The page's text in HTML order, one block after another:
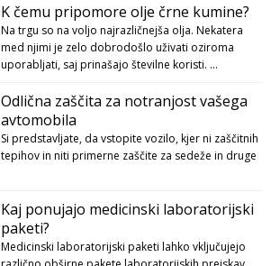
K čemu pripomore olje črne kumine?
Na trgu so na voljo najrazličnejša olja. Nekatera
med njimi je zelo dobrodošlo uživati oziroma
uporabljati, saj prinašajo številne koristi. …
Odlična zaščita za notranjost vašega
avtomobila
Si predstavljate, da vstopite vozilo, kjer ni zaščitnih
tepihov in niti primerne zaščite za sedeže in druge
Kaj ponujajo medicinski laboratorijski
paketi?
Medicinski laboratorijski paketi lahko vključujejo